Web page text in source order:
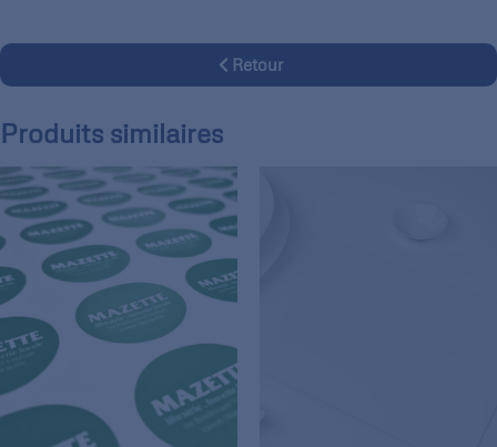
Retour
Produits similaires